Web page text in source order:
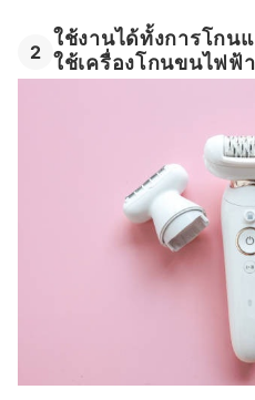
2
ใช้งานได้ทั้งการโกน
ใช้เครื่องโกนขนไฟฟ้